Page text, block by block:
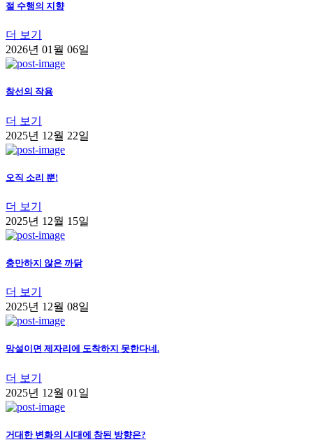
절 수행의 지향
더 보기
2026년 01월 06일
참선의 작용
더 보기
2025년 12월 22일
오직 소리 뿐!
더 보기
2025년 12월 15일
충만하지 않은 까닭
더 보기
2025년 12월 08일
망설이면 제자리에 도착하지 못한다네.
더 보기
2025년 12월 01일
거대한 변화의 시대에 참된 방향은?